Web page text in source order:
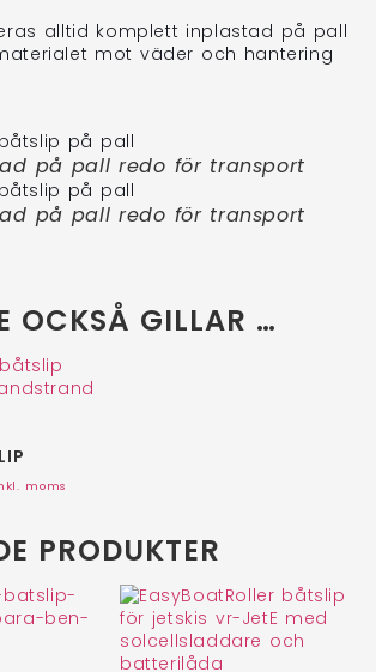
alltid komplett inplastad på pall
mot väder och hantering
på pall redo för transport
på pall redo för transport
OCKSÅ GILLAR …
moms
PRODUKTER